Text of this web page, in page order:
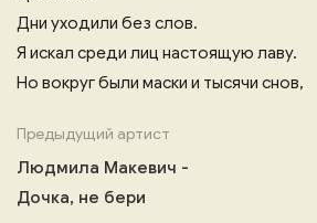
Дни уходили без слов.
Я искал среди лиц настоящую лаву.
Но вокруг были маски и тысячи снов,
Предыдущий артист
Людмила Макевич -
Дочка, не бери